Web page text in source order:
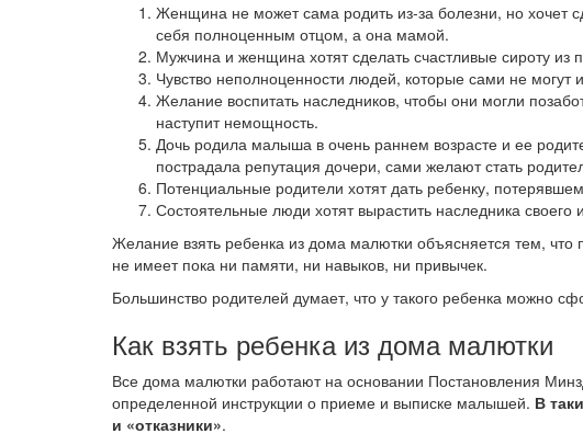
Женщина не может сама родить из-за болезни, но хочет
себя полноценным отцом, а она мамой.
Мужчина и женщина хотят сделать счастливые сироту из
Чувство неполноценности людей, которые сами не могут
Желание воспитать наследников, чтобы они могли
наступит немощность.
Дочь родила малыша в очень раннем возрасте и ее
пострадала репутация дочери, сами желают стать
Потенциальные родители хотят дать ребенку,
Состоятельные люди хотят вырастить наследника своего
Желание взять ребенка из дома малютки объясняется тем, что
не имеет пока ни памяти, ни навыков, ни привычек.
Большинство родителей думает, что у такого ребенка можно
Как взять ребенка из дома малютки
Все дома малютки работают на основании Постановления
определенной инструкции о приеме и выписке малышей. В
и «отказники».